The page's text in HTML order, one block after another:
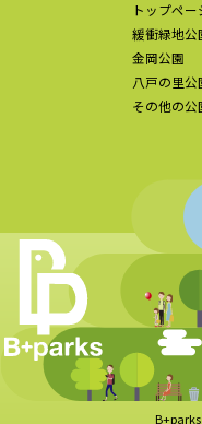
トップペー
緩衝緑地公
金岡公園
八戸の里公
その他の公